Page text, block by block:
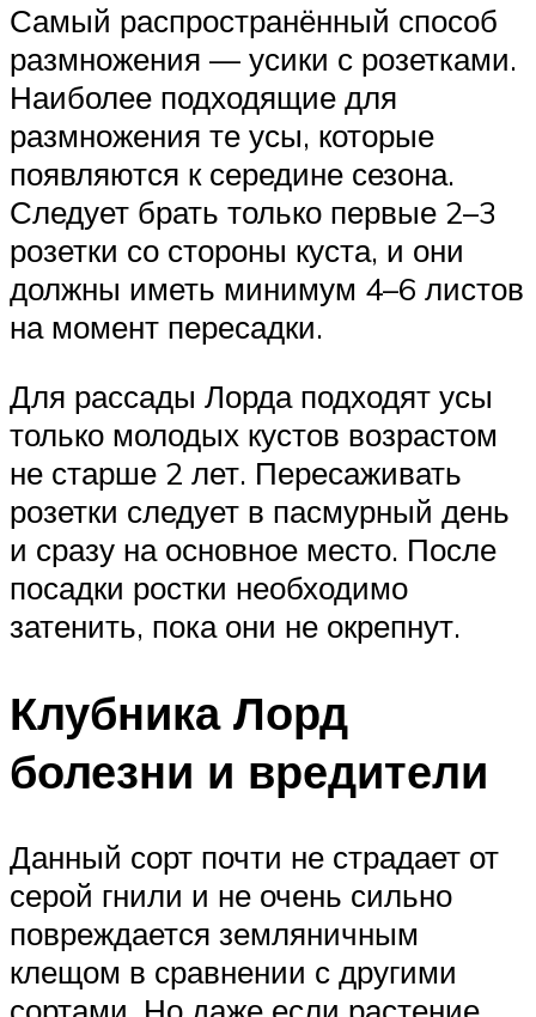
Самый распространённый способ
размножения — усики с розетками.
Наиболее подходящие для
размножения те усы, которые
появляются к середине сезона.
Следует брать только первые 2–3
розетки со стороны куста, и они
должны иметь минимум 4–6 листов
на момент пересадки.
Для рассады Лорда подходят усы
только молодых кустов возрастом
не старше 2 лет. Пересаживать
розетки следует в пасмурный день
и сразу на основное место. После
посадки ростки необходимо
затенить, пока они не окрепнут.
Клубника Лорд
болезни и вредители
Данный сорт почти не страдает от
серой гнили и не очень сильно
повреждается земляничным
клещом в сравнении с другими